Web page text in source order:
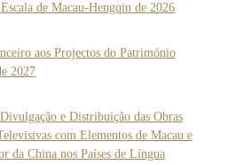
de Macau-Hengqin de 2026
aos Projectos do Património
2027
e Distribuição das Obras
com Elementos de Macau e
da China nos Países de Língua